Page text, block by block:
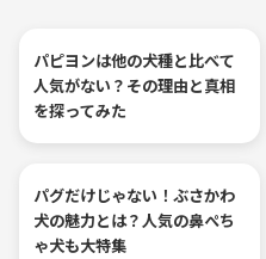
パピヨンは他の犬種と比べて
人気がない？その理由と真相
を探ってみた
パグだけじゃない！ぶさかわ
犬の魅力とは？人気の鼻ぺち
ゃ犬も大特集